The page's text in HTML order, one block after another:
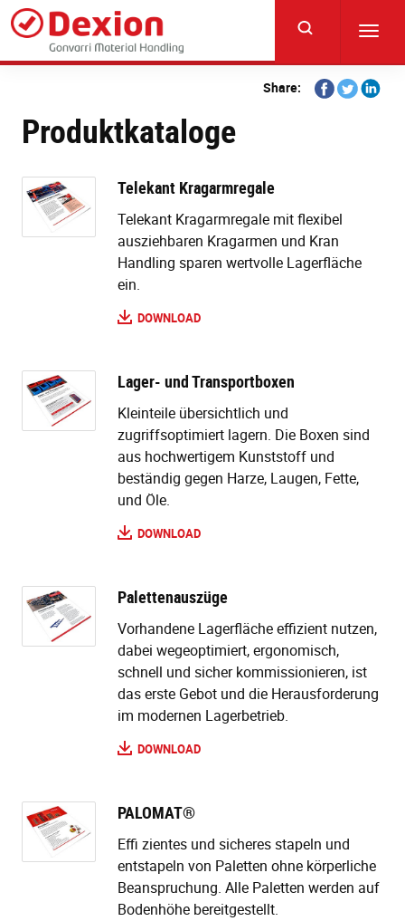
Skip
main
content
Share:
Share
on
Share
on
Share
Produktkataloge
Telekant Kragarmregale
Telekant Kragarmregale mit flexibel
ausziehbaren Kragarmen und Kran
Handling sparen wertvolle Lagerfläche
ein.
DOWNLOAD
Lager- und Transportboxen
Kleinteile übersichtlich und
zugriffsoptimiert lagern. Die Boxen sind
aus hochwertigem Kunststoff und
beständig gegen Harze, Laugen, Fette,
und Öle.
DOWNLOAD
Palettenauszüge
Vorhandene Lagerfläche effizient nutzen,
dabei wegeoptimiert, ergonomisch,
schnell und sicher kommissionieren, ist
das erste Gebot und die Herausforderung
im modernen Lagerbetrieb.
DOWNLOAD
PALOMAT®
Effi zientes und sicheres stapeln und
entstapeln von Paletten ohne körperliche
Beanspruchung. Alle Paletten werden auf
Bodenhöhe bereitgestellt.